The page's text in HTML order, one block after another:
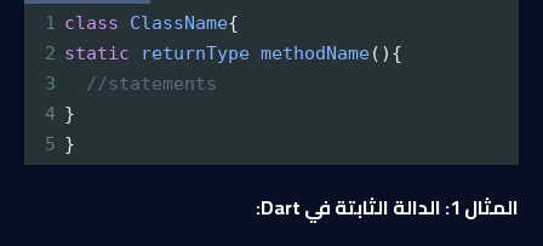
1 class ClassName{
2 static returnType methodName(){
3
//statements
4 }
5 }
المثال 1: الدالة الثابتة في Dart: